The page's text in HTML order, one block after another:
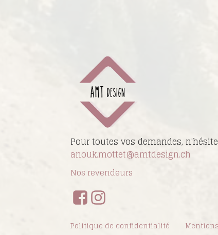
Pour toutes vos demandes,
anouk.mottet@amtdesign.ch
Nos revendeurs
Politique de confidentialité